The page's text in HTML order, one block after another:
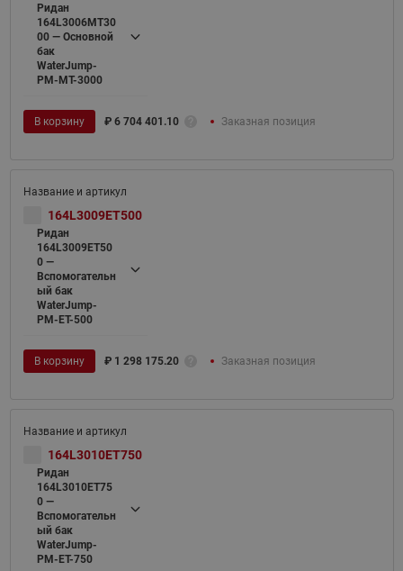
Ридан
164L3006MT30
00 — Основной
бак
WaterJump-
PM-MT-3000
В корзину ₽ 6 704 401.10 Заказная позиция
164L3009ET500
Ридан
164L3009ET50
0 —
Вспомогательн
ый бак
WaterJump-
PM-ET-500
В корзину ₽ 1 298 175.20 Заказная позиция
164L3010ET750
Ридан
164L3010ET75
0 —
Вспомогательн
ый бак
WaterJump-
PM-ET-750